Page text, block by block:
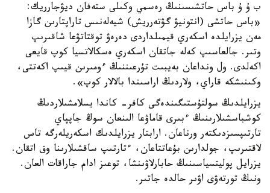
ب ۇ ۇ باس حاتشىسىنىڭ رەسمي وكىلى ستەفان ديۋجارريك:
«باس حاتشى (انتونيۋ گۋتەرريش) شيەلەنىس تاراپتارىن گازا
مەن يزرايلدە اسكەري قيمىلداردى دەرەۋ توقتاتۋعا شاقىرىپ
وتىر. جالعاسىپ كەلە جاتقان اسكەري ەسكالاتسيا كوپ قايعى
اكەلدى. ول ونداعان بەيبىت تۇرعىننىڭ ءومىرىن قيىپ اكەتتى،
وكىنىشكە قاراي، ولاردىڭ اراسىندا بالالار كوپ».
يزرايلدىڭ سولتۇستىگىندەگى كافر- كاندا يسلامشىلاردىڭ
كوشباسشىلارىنىڭ ءبىرى قاماۋعا الىنعان سوڭ جاپپاي
تارتىپسىزدىكتەر ورناعان. ارابتار يزرايلدىك اسكەريلەرگە تاس
لاقتىرىپ، جولدارىن بۇعاتتاعان، ءتارتىپ ساقشىلارىنا وق اتقان.
يزرايل پوليتسياسىنىڭ حابارلاۋىنشا، توعىز ادام جاراقات العان.
ونىڭ تورتەۋى اۋىر حالدە جاتىر.